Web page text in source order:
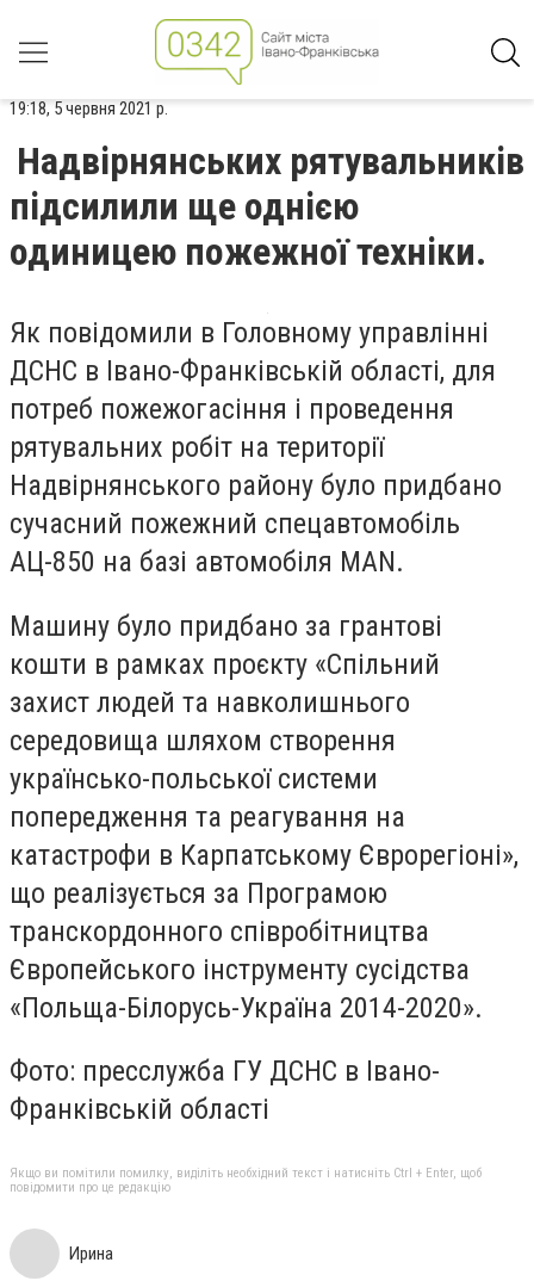
19:18, 5 червня 2021 р.
Надвірнянських рятувальників
підсилили ще однією
одиницею пожежної техніки.
Як повідомили в Головному управлінні
ДСНС в Івано-Франківській області, для
потреб пожежогасіння і проведення
рятувальних робіт на території
Надвірнянського району було придбано
сучасний пожежний спецавтомобіль
АЦ-850 на базі автомобіля MAN.
Машину було придбано за грантові
кошти в рамках проєкту «Спільний
захист людей та навколишнього
середовища шляхом створення
українсько-польської системи
попередження та реагування на
катастрофи в Карпатському Єврорегіоні»,
що реалізується за Програмою
транскордонного співробітництва
Європейського інструменту сусідства
«Польща-Білорусь-Україна 2014-2020».
Фото: пресслужба ГУ ДСНС в Івано-
Франківській області
Якщо ви помітили помилку, виділіть необхідний текст і натисніть Ctrl + Enter, щоб
повідомити про це редакцію
Ирина